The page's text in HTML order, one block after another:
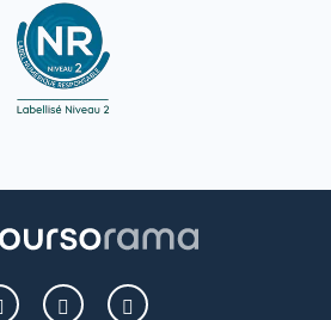
Boursorama sur Facebook
Boursorama sur XBoursorama sur